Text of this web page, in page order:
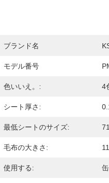
ブランド名
モデル番号
色いいえ。: 4
シート厚さ:
最低シートのサイズ:
毛布の大きさ:
使用する: